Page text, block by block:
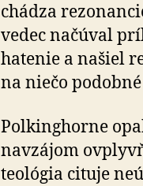
chádza
vedec načúval
ha­tenie a našiel
na niečo
Polkinghorne
navzájom
teológia cituje